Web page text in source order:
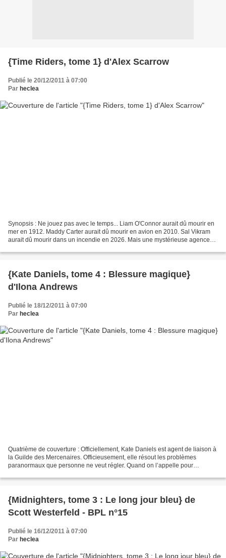
{Time Riders, tome 1} d'Alex Scarrow
Publié le 20/12/2011 à 07:00
Par heclea
Synopsis : Ne jouez pas avec le temps... Liam O'Connor aurait dû mourir en
mer en 1912. Maddy Carter aurait dû mourir en avion en 2010. Sal Vikram
aurait dû mourir dans un incendie en 2026. Mais une mystérieuse agence
{Kate Daniels, tome 4 : Blessure magique}
d'Ilona Andrews
Publié le 18/12/2011 à 07:00
Par heclea
Quatrième de couverture : Officiellement, Kate Daniels est agent de liaison à
la Guilde des Mercenaires. Officieusement, elle résout les problèmes
paranormaux que personne ne veut régler. Quand on l’appelle pour
{Midnighters, tome 3 : Le long jour bleu} de
Scott Westerfeld - BPL n°15
Publié le 16/12/2011 à 07:00
Par heclea